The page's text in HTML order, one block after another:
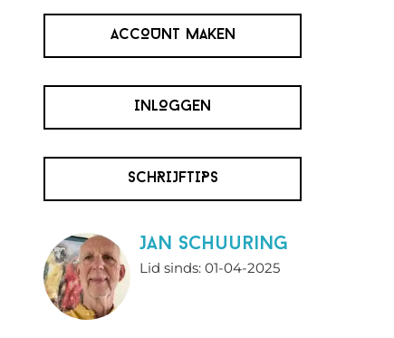
ACCOUNT MAKEN
INLOGGEN
SCHRIJFTIPS
Jan Schuuring
Lid sinds: 01-04-2025